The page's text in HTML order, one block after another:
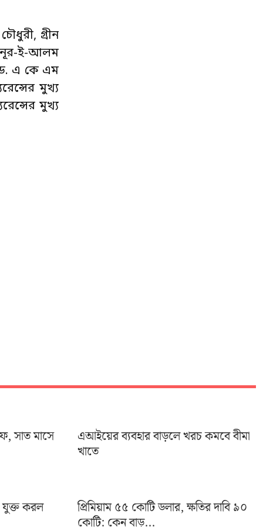
গ্রীন
নূর-ই-আলম
ড. এ কে এম
মুখ্য
মুখ্য
সাত মাসে
এআইয়ের ব্যবহার বাড়লে খরচ কমবে বীমা
খাতে
যুক্ত করল
প্রিমিয়াম ৫৫ কোটি ডলার, ক্ষতির দাবি ৯০
কোটি: কেন বাড়...